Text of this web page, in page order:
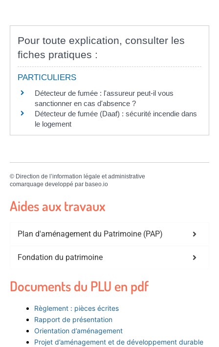
Pour toute explication, consulter les
fiches pratiques :
PARTICULIERS
Détecteur de fumée : l'assureur peut-il vous
sanctionner en cas d'absence ?
Détecteur de fumée (Daaf) : sécurité incendie dans
le logement
© Direction de l’information légale et administrative
comarquage developpé par baseo.io
Aides aux travaux
Plan d'aménagement du Patrimoine (PAP)
Fondation du patrimoine
Documents du PLU en pdf
Règlement : pièces écrites
Rapport de présentation
Orientation d’aménagement
Projet d’aménagement et de développement durable